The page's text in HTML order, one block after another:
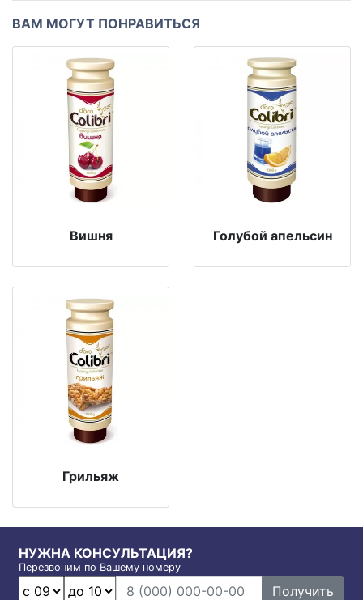
ВАМ МОГУТ ПОНРАВИТЬСЯ
Вишня Голубой апельсин
Грильяж
НУЖНА КОНСУЛЬТАЦИЯ?
Перезвоним по Вашему номеру
Получить